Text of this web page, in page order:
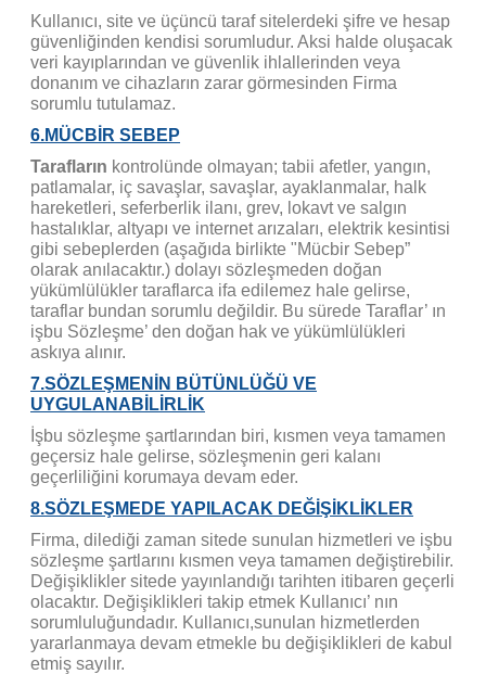
Kullanıcı, site ve üçüncü taraf sitelerdeki şifre ve hesap
güvenliğinden kendisi sorumludur. Aksi halde oluşacak
veri kayıplarından ve güvenlik ihlallerinden veya
donanım ve cihazların zarar görmesinden Firma
sorumlu tutulamaz.
6.MÜCBİR SEBEP
Tarafların kontrolünde olmayan; tabii afetler, yangın,
patlamalar, iç savaşlar, savaşlar, ayaklanmalar, halk
hareketleri, seferberlik ilanı, grev, lokavt ve salgın
hastalıklar, altyapı ve internet arızaları, elektrik kesintisi
gibi sebeplerden (aşağıda birlikte "Mücbir Sebep”
olarak anılacaktır.) dolayı sözleşmeden doğan
yükümlülükler taraflarca ifa edilemez hale gelirse,
taraflar bundan sorumlu değildir. Bu sürede Taraflar’ ın
işbu Sözleşme’ den doğan hak ve yükümlülükleri
askıya alınır.
7.SÖZLEŞMENİN BÜTÜNLÜĞÜ VE
UYGULANABİLİRLİK
İşbu sözleşme şartlarından biri, kısmen veya tamamen
geçersiz hale gelirse, sözleşmenin geri kalanı
geçerliliğini korumaya devam eder.
8.SÖZLEŞMEDE YAPILACAK DEĞİŞİKLİKLER
Firma, dilediği zaman sitede sunulan hizmetleri ve işbu
sözleşme şartlarını kısmen veya tamamen değiştirebilir.
Değişiklikler sitede yayınlandığı tarihten itibaren geçerli
olacaktır. Değişiklikleri takip etmek Kullanıcı’ nın
sorumluluğundadır. Kullanıcı,sunulan hizmetlerden
yararlanmaya devam etmekle bu değişiklikleri de kabul
etmiş sayılır.